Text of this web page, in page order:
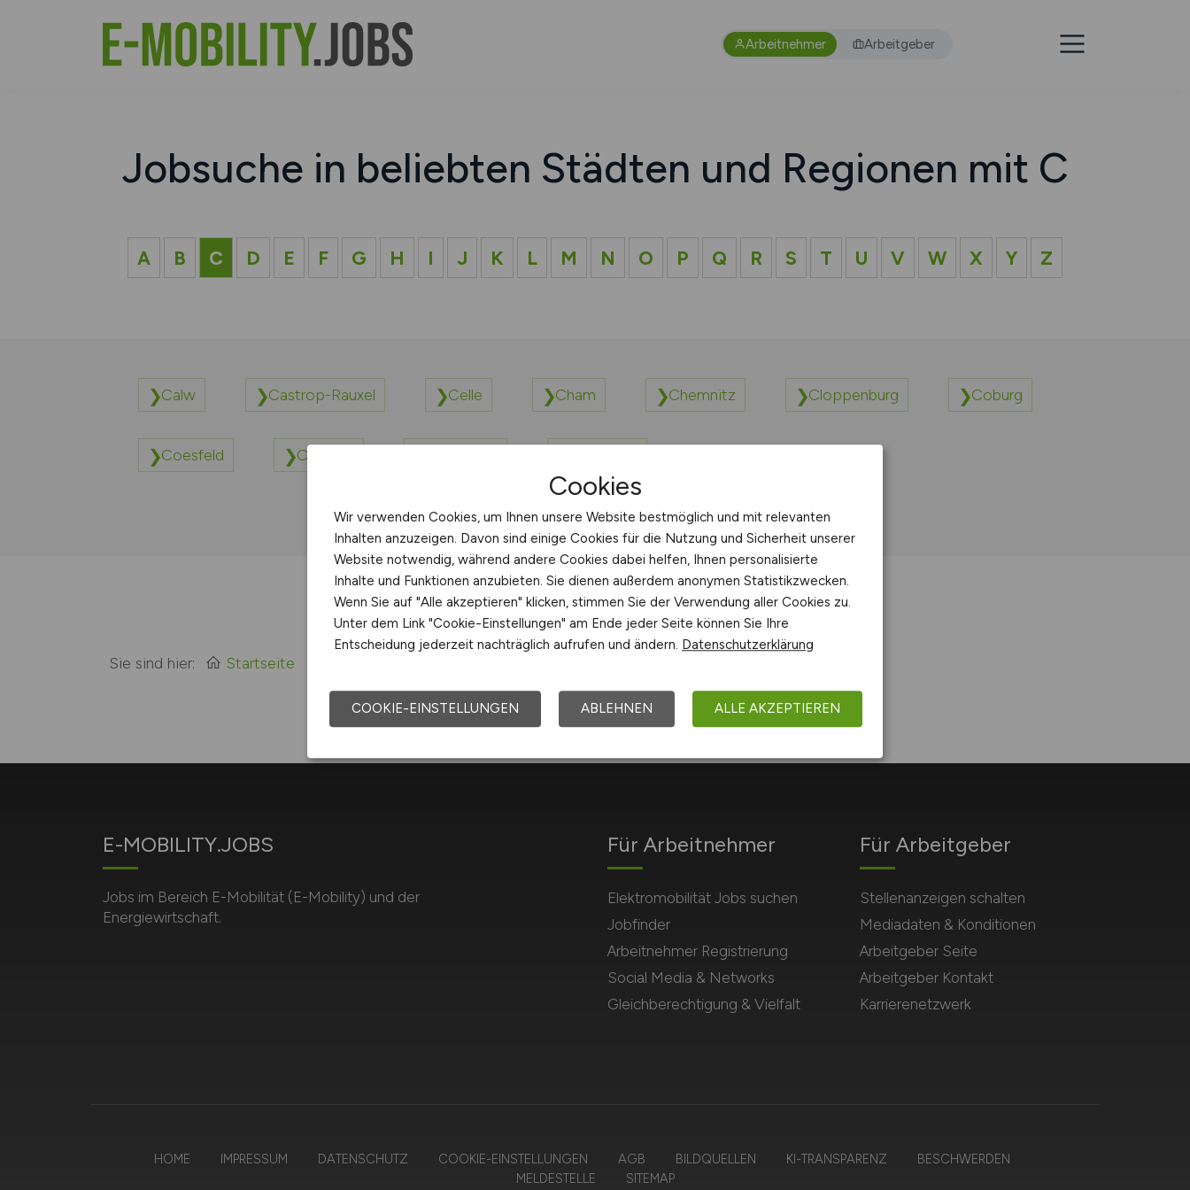
Arbeitnehmer Arbeitgeber
Jobsuche in beliebten Städten und Regionen mit C
A B C D E F G H I J K L M N O P Q R S T U V W X Y Z
Calw Castrop-Rauxel Celle Cham Chemnitz Cloppenburg Coburg
Coesfeld Cottbus
Sie sind hier: Startseite
E-MOBILITY.JOBS
Jobs im Bereich E-Mobilität (E-Mobility) und der
Energiewirtschaft.
Für Arbeitnehmer
Elektromobilität Jobs suchen
Jobfinder
Arbeitnehmer Registrierung
Social Media & Networks
Gleichberechtigung & Vielfalt
Für Arbeitgeber
Stellenanzeigen schalten
Mediadaten & Konditionen
Arbeitgeber Seite
Arbeitgeber Kontakt
Karrierenetzwerk
HOME IMPRESSUM DATENSCHUTZ COOKIE-EINSTELLUNGEN AGB BILDQUELLEN KI-TRANSPARENZ
BESCHWERDEN
MELDESTELLE
SITEMAP
Cookies
Wir verwenden Cookies, um Ihnen unsere Website bestmöglich und mit relevanten
Inhalten anzuzeigen. Davon sind einige Cookies für die Nutzung und Sicherheit unserer
Website notwendig, während andere Cookies dabei helfen, Ihnen personalisierte
Inhalte und Funktionen anzubieten. Sie dienen außerdem anonymen Statistikzwecken.
Wenn Sie auf "Alle akzeptieren" klicken, stimmen Sie der Verwendung aller Cookies zu.
Unter dem Link "Cookie-Einstellungen" am Ende jeder Seite können Sie Ihre
Entscheidung jederzeit nachträglich aufrufen und ändern. Datenschutzerklärung
COOKIE-EINSTELLUNGEN ABLEHNEN ALLE AKZEPTIEREN